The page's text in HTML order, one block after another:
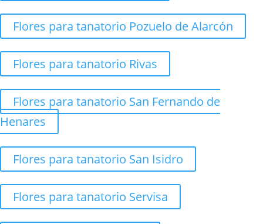
Flores para tanatorio Pozuelo de Alarcón
Flores para tanatorio Rivas
Flores para tanatorio San Fernando de
Henares
Flores para tanatorio San Isidro
Flores para tanatorio Servisa